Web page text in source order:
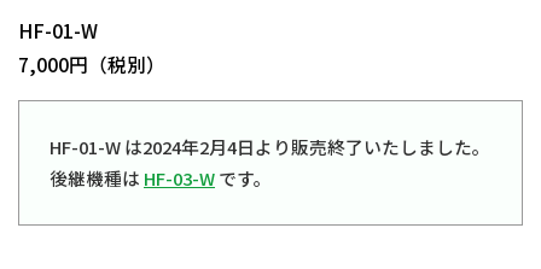
HF-01-W
7,000円（税別）
HF-01-W は2024年2月4日より販売終了いたしました。
後継機種は HF-03-Wです。